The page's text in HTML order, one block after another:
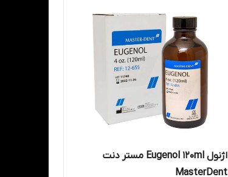
اژنول Eugenol 120ml مستر دنت
MasterDent